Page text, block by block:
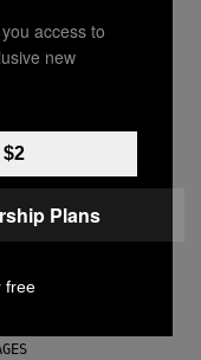
7, 2026
access to
new
Plans
free